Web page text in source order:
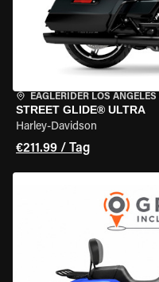
EAGLERIDER LOS ANGELES
STREET GLIDE® ULTRA
Harley-Davidson
€211.99 / Tag